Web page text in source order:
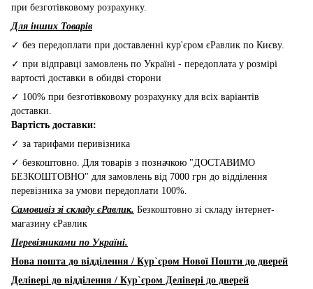
при безготівковому розрахунку.
Для інших Товарів
✓ без передоплати при доставленні кур'єром єРавлик по Києву.
✓ при відправці замовлень по Україні - передоплата у розмірі
вартості доставки в обидві сторони
✓ 100% при безготівковому розрахунку для всіх варіантів
доставки.
Вартість доставки:
✓ за тарифами перивізника
✓ безкоштовно. Для товарів з позначкою "ДОСТАВИМО
БЕЗКОШТОВНО" для замовлень від 7000 грн до відділення
перевізника за умови передоплати 100%.
Самовивіз зі складу єРавлик. Безкоштовно зі складу інтернет-
магазину єРавлик
Перевізниками по Україні.
Нова пошта до відділення / Кур`єром Нової Пошти до дверей
Делівері до відділення / Кур`єром Делівері до дверей